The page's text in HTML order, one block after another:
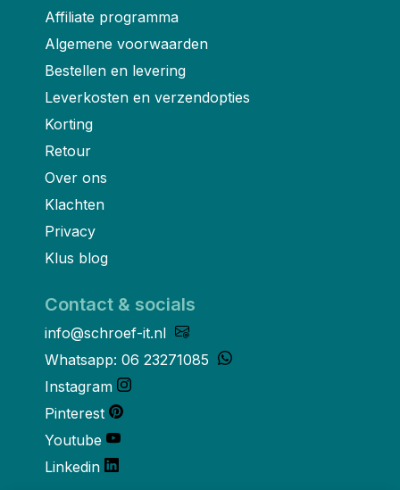
Affiliate programma
Algemene voorwaarden
Bestellen en levering
Leverkosten en verzendopties
Korting
Retour
Over ons
Klachten
Privacy
Klus blog
Contact & socials
info@schroef-it.nl
Whatsapp: 06 23271085
Instagram
Pinterest
Youtube
Linkedin